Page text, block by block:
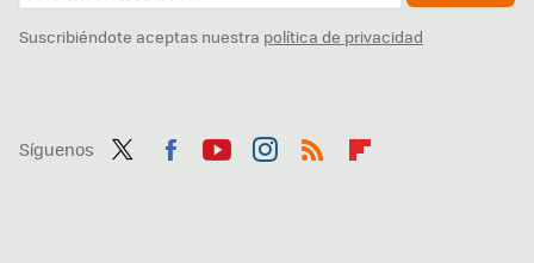
Suscribiéndote aceptas nuestra política de privacidad
Síguenos